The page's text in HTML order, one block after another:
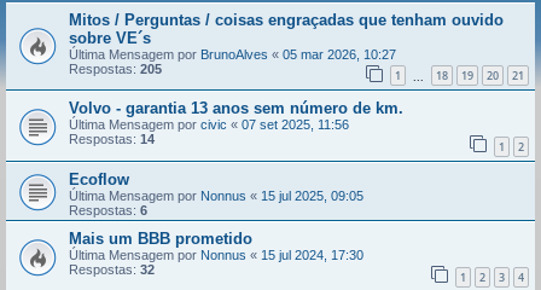
Mitos / Perguntas / coisas engraçadas que tenham ouvido
sobre VE´s
Última Mensagem por BrunoAlves « 05 mar 2026, 10:27
Respostas: 205 1 18 19 20 21
Volvo - garantia 13 anos sem número de km.
Última Mensagem por civic « 07 set 2025, 11:56
Respostas: 14 1 2
Ecoflow
Última Mensagem por Nonnus « 15 jul 2025, 09:05
Respostas: 6
Mais um BBB prometido
Última Mensagem por Nonnus « 15 jul 2024, 17:30
Respostas: 32 1 2 3 4